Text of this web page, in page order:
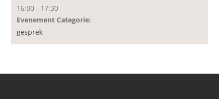
16:00 - 17:30
Evenement Categorie:
gesprek